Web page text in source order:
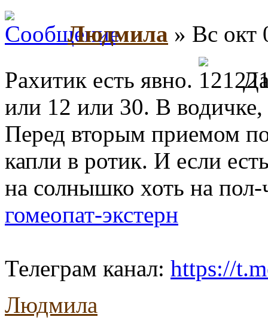
Людмила » Вс окт
Рахитик есть явно.
или 12 или 30. В водичке,
Перед вторым приемом
капли в ротик. И если
на солнышко хоть на пол-
гомеопат-экстерн
Телеграм канал: https://
Людмила